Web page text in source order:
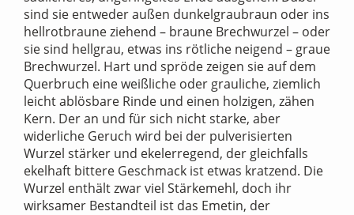
sind sie entweder außen dunkelgraubraun oder ins
hellrotbraune ziehend – braune Brechwurzel – oder
sie sind hellgrau, etwas ins rötliche neigend – graue
Brechwurzel. Hart und spröde zeigen sie auf dem
Querbruch eine weißliche oder grauliche, ziemlich
leicht ablösbare Rinde und einen holzigen, zähen
Kern. Der an und für sich nicht starke, aber
widerliche Geruch wird bei der pulverisierten
Wurzel stärker und ekelerregend, der gleichfalls
ekelhaft bittere Geschmack ist etwas kratzend. Die
Wurzel enthält zwar viel Stärkemehl, doch ihr
wirksamer Bestandteil ist das Emetin, der